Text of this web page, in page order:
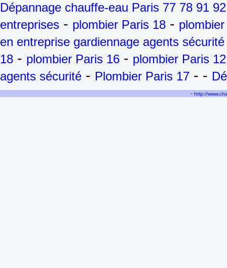
Dépannage chauffe-eau Paris 77 78 91
entreprises - plombier Paris 18 -
en entreprise gardiennage agents sécurité
18 - plombier Paris 16 - plombier Paris 12
agents sécurité - Plombier Paris 17 - -
-http://